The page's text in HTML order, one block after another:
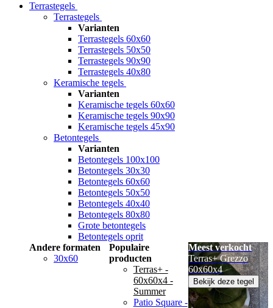
Terrastegels
Terrastegels
Varianten
Terrastegels 60x60
Terrastegels 50x50
Terrastegels 90x90
Terrastegels 40x80
Keramische tegels
Varianten
Keramische tegels 60x60
Keramische tegels 90x90
Keramische tegels 45x90
Betontegels
Varianten
Betontegels 100x100
Betontegels 30x30
Betontegels 60x60
Betontegels 50x50
Betontegels 40x40
Betontegels 80x80
Grote betontegels
Betontegels oprit
Andere formaten
30x60
Populaire
producten
Terras+ -
60x60x4 -
Summer
Patio Square -
Meest verkocht
Terras+ Grezzo
60x60x4
Bekijk deze tegel